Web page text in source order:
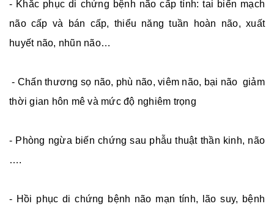
- Khắc phục di chứng bệnh não cấp tính: tai biến mạch
não cấp và bán cấp, thiểu năng tuần hoàn não, xuất
huyết não, nhũn não…
- Chấn thương sọ não, phù não, viêm não, bại não giảm
thời gian hôn mê và mức độ nghiêm trọng
- Phòng ngừa biến chứng sau phẫu thuật thần kinh, não
….
- Hồi phục di chứng bệnh não mạn tính, lão suy, bệnh